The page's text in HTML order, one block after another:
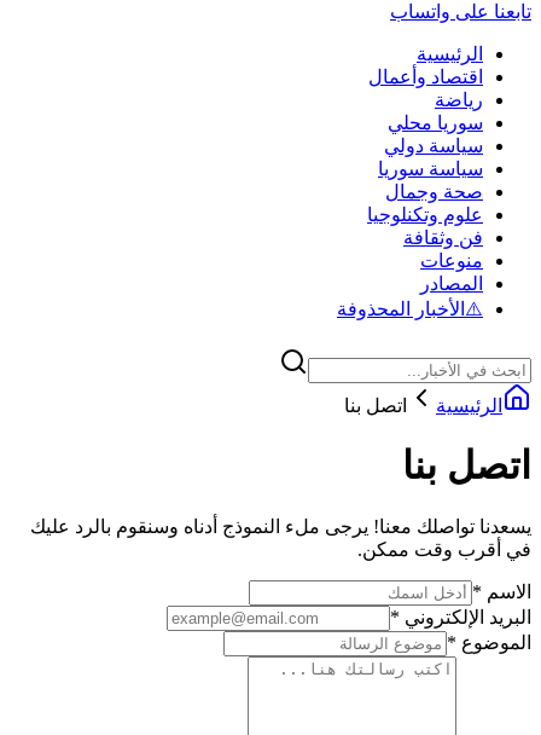
تابعنا على واتساب
الرئيسية
اقتصاد وأعمال
رياضة
سوريا محلي
سياسة دولي
سياسة سوريا
صحة وجمال
علوم وتكنلوجيا
فن وثقافة
منوعات
المصادر
⚠️ الأخبار المحذوفة
الرئيسية اتصل بنا
اتصل بنا
يسعدنا تواصلك معنا! يرجى ملء النموذج أدناه وسنقوم بالرد عليك
في أقرب وقت ممكن.
الاسم *
البريد الإلكتروني *
الموضوع *